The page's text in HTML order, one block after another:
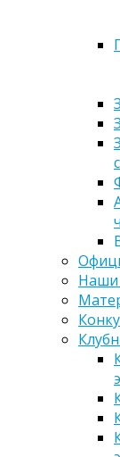
Наши